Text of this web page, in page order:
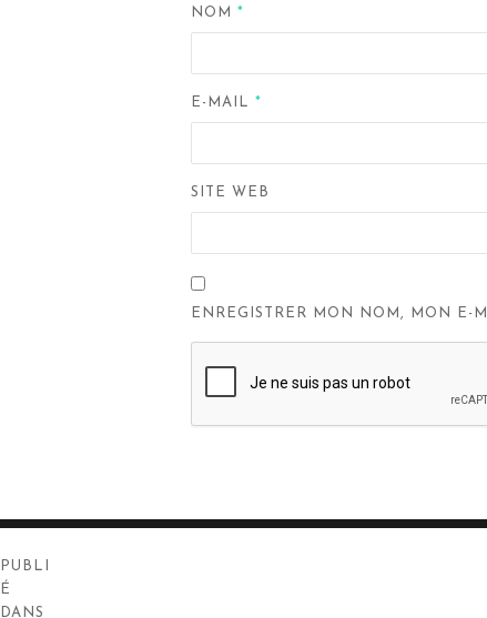
NOM *
E-MAIL *
SITE WEB
ENREGISTRER MON NOM, MON E-
de
PUBLI
É
DANS